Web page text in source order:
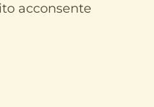
acconsente